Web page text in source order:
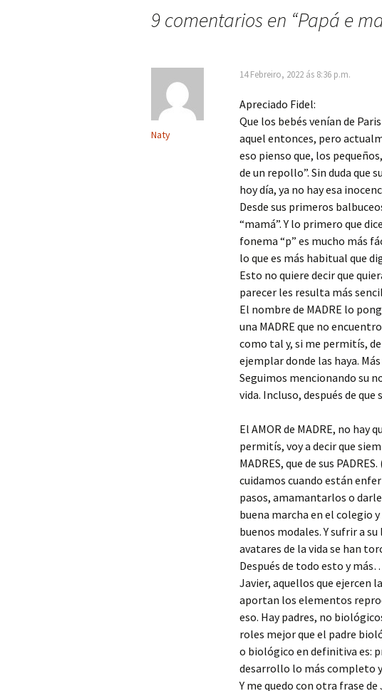
9 comentarios en “Papá e
Naty
14 Febreiro, 2022 ás 8:36 p.m.
Apreciado Fidel:
Que los bebés venían de
aquel entonces, pero
eso pienso que, los
de un repollo”. Sin duda que
hoy día, ya no hay esa
Desde sus primeros
“mamá”. Y lo primero que
fonema “p” es mucho más
lo que es más habitual que
Esto no quiere decir que
parecer les resulta más
El nombre de MADRE lo
una MADRE que no
como tal y, si me permitís, de
ejemplar donde las haya.
Seguimos mencionando su
vida. Incluso, después de
El AMOR de MADRE, no hay
permitís, voy a decir que
MADRES, que de sus
cuidamos cuando están
pasos, amamantarlos o
buena marcha en el colegio
buenos modales. Y sufrir a
avatares de la vida se han
Después de todo esto y
Javier, aquellos que ejercen
aportan los elementos
eso. Hay padres, no
roles mejor que el padre
o biológico en definitiva es:
desarrollo lo más completo
Y me quedo con otra frase de